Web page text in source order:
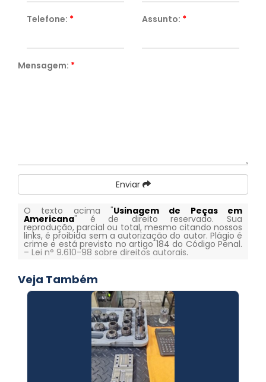
Telefone: * Assunto: *
Mensagem: *
Enviar
O texto acima "Usinagem de Peças em
Americana" é de direito reservado. Sua
reprodução, parcial ou total, mesmo citando nossos
links, é proibida sem a autorização do autor. Plágio é
crime e está previsto no artigo 184 do Código Penal.
– Lei n° 9.610-98 sobre direitos autorais.
Veja Também